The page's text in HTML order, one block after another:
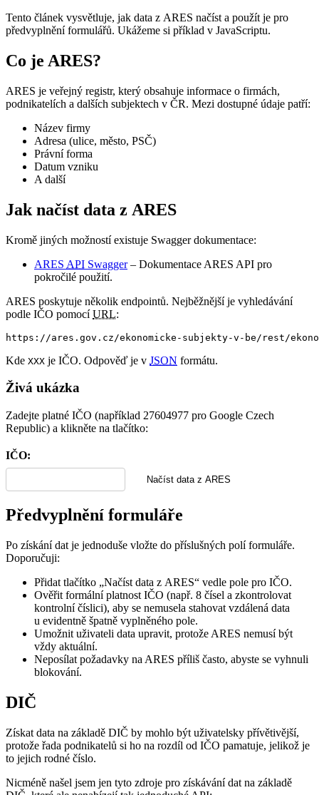
Tento článek vysvětluje, jak data z ARES načíst a použít je pro
předvyplnění formulářů. Ukážeme si příklad v JavaScriptu.
Co je ARES?
ARES je veřejný registr, který obsahuje informace o firmách,
podnikatelích a dalších subjektech v ČR. Mezi dostupné údaje patří:
Název firmy
Adresa (ulice, město, PSČ)
Právní forma
Datum vzniku
A další
Jak načíst data z ARES
Kromě jiných možností existuje Swagger dokumentace:
ARES API Swagger– Dokumentace ARES API pro
pokročilé použití.
ARES poskytuje několik endpointů. Nejběžnější je vyhledávání
podle IČO pomocíURL:
https://ares.gov.cz/ekonomicke-subjekty-v-be/rest/
Kde XXX je IČO. Odpověď je v JSON formátu.
Živá ukázka
Zadejte platné IČO (například 27604977 pro Google Czech
Republic) a klikněte na tlačítko:
IČO:
Načíst data z ARES
Předvyplnění formuláře
Po získání dat je jednoduše vložte do příslušných polí formuláře.
Doporučuji:
Přidat tlačítko „Načíst data z ARES“ vedle pole pro IČO.
Ověřit formální platnost IČO (např. 8 čísel a zkontrolovat
kontrolní číslici), aby se nemusela stahovat vzdálená data
u evidentně špatně vyplněného pole.
Umožnit uživateli data upravit, protože ARES nemusí být
vždy aktuální.
Neposílat požadavky na ARES příliš často, abyste se vyhnuli
blokování.
DIČ
Získat data na základě DIČ by mohlo být uživatelsky přívětivější,
protože řada podnikatelů si ho na rozdíl od IČO pamatuje, jelikož je
to jejich rodné číslo.
Nicméně našel jsem jen tyto zdroje pro získávání dat na základě